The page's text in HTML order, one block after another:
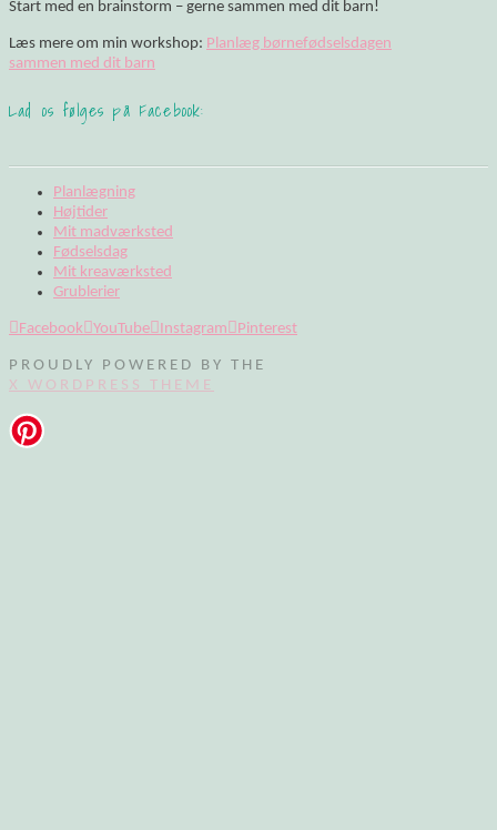
Start med en brainstorm – gerne sammen med dit barn!
Læs mere om min workshop: Planlæg børnefødselsdagen
sammen med dit barn
Lad os følges på Facebook:
Planlægning
Højtider
Mit madværksted
Fødselsdag
Mit kreaværksted
Grublerier
Facebook YouTube Instagram Pinterest
PROUDLY POWERED BY THE
X WORDPRESS THEME